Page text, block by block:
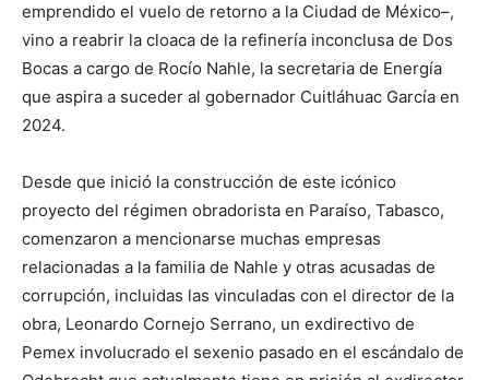
emprendido el vuelo de retorno a la Ciudad de México–,
vino a reabrir la cloaca de la refinería inconclusa de Dos
Bocas a cargo de Rocío Nahle, la secretaria de Energía
que aspira a suceder al gobernador Cuitláhuac García en
2024.
Desde que inició la construcción de este icónico
proyecto del régimen obradorista en Paraíso, Tabasco,
comenzaron a mencionarse muchas empresas
relacionadas a la familia de Nahle y otras acusadas de
corrupción, incluidas las vinculadas con el director de la
obra, Leonardo Cornejo Serrano, un exdirectivo de
Pemex involucrado el sexenio pasado en el escándalo de